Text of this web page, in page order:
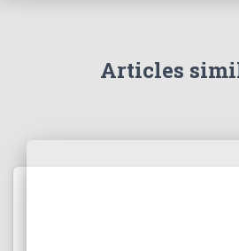
Articles